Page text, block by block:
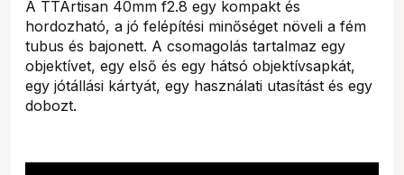
A TTArtisan 40mm f2.8 egy kompakt és
hordozható, a jó felépítési minőséget növeli a fém
tubus és bajonett. A csomagolás tartalmaz egy
objektívet, egy első és egy hátsó objektívsapkát,
egy jótállási kártyát, egy használati utasítást és egy
dobozt.